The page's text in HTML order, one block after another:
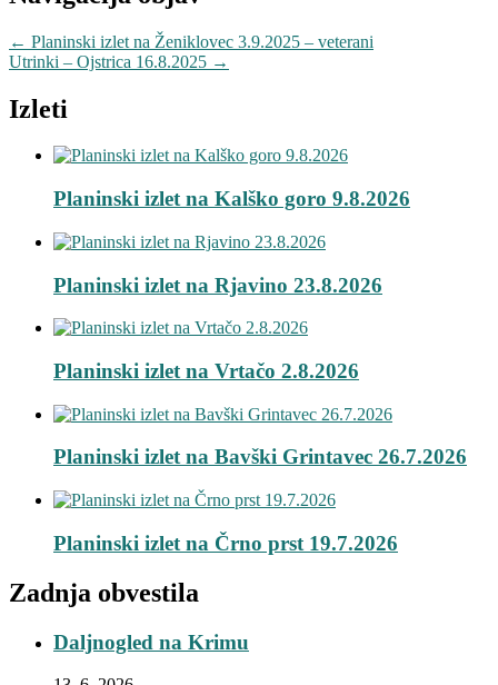
← Planinski izlet na Ženiklovec 3.9.2025 – veterani
Utrinki – Ojstrica 16.8.2025 →
Izleti
Planinski izlet na Kalško goro 9.8.2026
Planinski izlet na Rjavino 23.8.2026
Planinski izlet na Vrtačo 2.8.2026
Planinski izlet na Bavški Grintavec 26.7.2026
Planinski izlet na Črno prst 19.7.2026
Zadnja obvestila
Daljnogled na Krimu